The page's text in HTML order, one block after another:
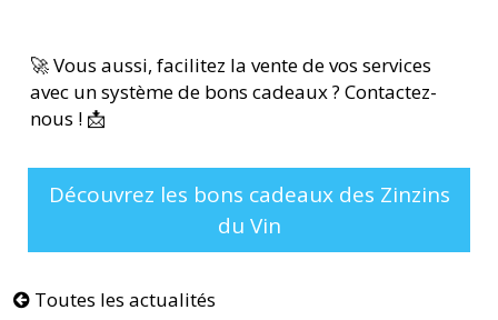
🚀 Vous aussi, facilitez la vente de vos services
avec un système de bons cadeaux ? Contactez-
nous ! 📩
Découvrez les bons cadeaux des Zinzins
du Vin
Toutes les actualités